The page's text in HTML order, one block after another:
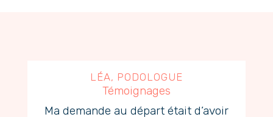
LÉA, PODOLOGUE
Témoignages
Ma demande au départ était d’avoir